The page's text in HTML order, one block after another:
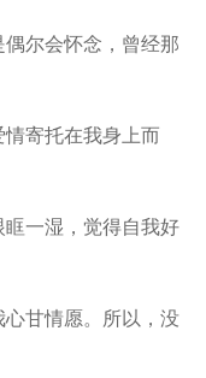
尔会怀念，曾经那
寄托在我身上而
一湿，觉得自我好
甘情愿。所以，没